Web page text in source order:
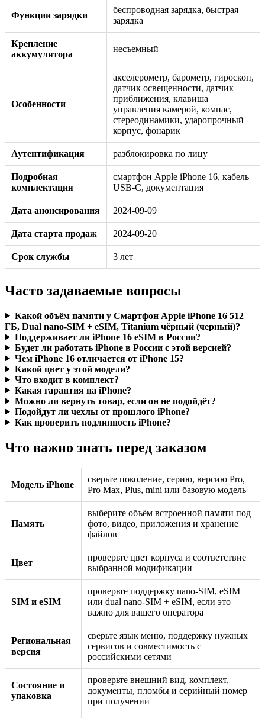
Функции зарядки
беспроводная зарядка, быстрая
зарядка
Крепление
аккумулятора
несъемный
Особенности
акселерометр, барометр, гироскоп,
датчик освещенности, датчик
приближения, клавиша
управления камерой, компас,
стереодинамики, ударопрочный
корпус, фонарик
Аутентификация разблокировка по лицу
Подробная
комплектация
смартфон Apple iPhone 16, кабель
USB-C, документация
Дата анонсирования 2024-09-09
Дата старта продаж 2024-09-20
Срок службы 3 лет
Часто задаваемые вопросы
Какой объём памяти у Смартфон Apple iPhone 16 512
ГБ, Dual nano-SIM + eSIM, Titanium чёрный (черный)?
Поддерживает ли iPhone 16 eSIM в России?
Будет ли работать iPhone в России с этой версией?
Чем iPhone 16 отличается от iPhone 15?
Какой цвет у этой модели?
Что входит в комплект?
Какая гарантия на iPhone?
Можно ли вернуть товар, если он не подойдёт?
Подойдут ли чехлы от прошлого iPhone?
Как проверить подлинность iPhone?
Что важно знать перед заказом
Модель iPhone
сверьте поколение, серию, версию Pro,
Pro Max, Plus, mini или базовую модель
Память
выберите объём встроенной памяти под
фото, видео, приложения и хранение
файлов
Цвет
проверьте цвет корпуса и соответствие
выбранной модификации
SIM и eSIM
проверьте поддержку nano-SIM, eSIM
или dual nano-SIM + eSIM, если это
важно для вашего оператора
Региональная
версия
сверьте язык меню, поддержку нужных
сервисов и совместимость с
российскими сетями
Состояние и
упаковка
проверьте внешний вид, комплект,
документы, пломбы и серийный номер
при получении